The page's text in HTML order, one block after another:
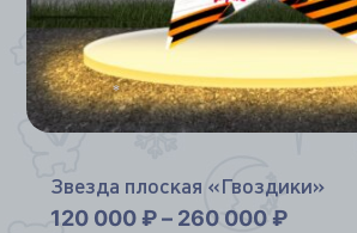
Звезда плоская «Гвоздики»
120 000 ₽– 260 000 ₽
*